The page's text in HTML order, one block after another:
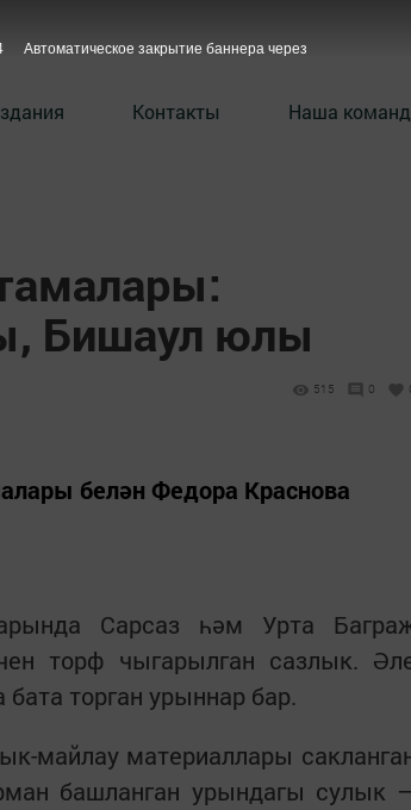
Контакты Наша
Бишаул юлы
515 0
белән Федора Краснова
Сарсаз һәм Урта
торф чыгарылган сазлык.
бата торган урыннар бар.
майлау материаллары
башланган урындагы сулык
Автоматическое закрытие баннера через